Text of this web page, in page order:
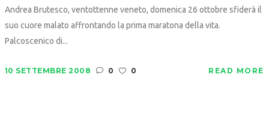
Andrea Brutesco, ventottenne veneto, domenica 26 ottobre sfiderà il
suo cuore malato affrontando la prima maratona della vita.
Palcoscenico di...
10 SETTEMBRE 2008 0 0 READ MORE